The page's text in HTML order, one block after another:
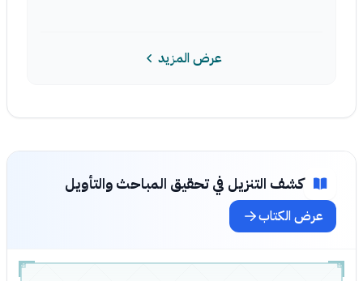
عرض المزيد
كشف التنزيل في تحقيق المباحث والتأويل
عرض الكتاب